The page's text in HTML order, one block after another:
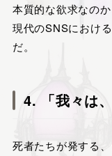
本質的な欲求なのか
現代のSNSにおけ
だ。
4. 「我々は
死者たちが発する